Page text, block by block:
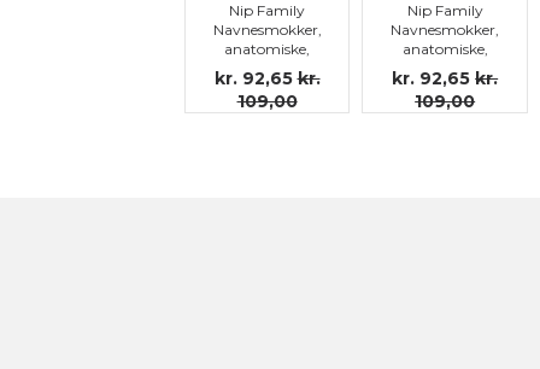
Nip Family
Navnesmokker,
anatomiske,
silikon str.3
kr. 92,65 kr.
109,00
Nip Family
Navnesmokker,
anatomiske,
silikon str.3
kr. 92,65 kr.
109,00